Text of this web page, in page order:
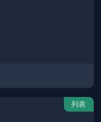
列表